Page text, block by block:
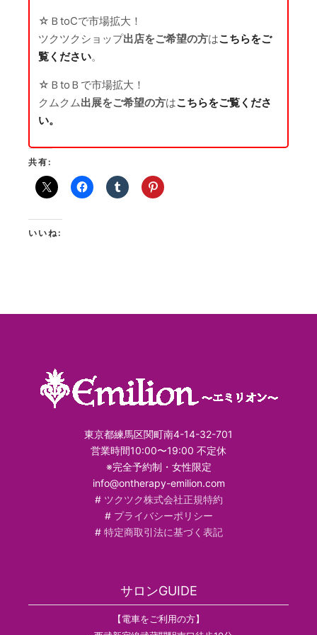
☆ＢtoCで市場拡大！
ツクツクショップ出店をご希望の方はこちらをご
覧ください。
☆ＢtoＢで市場拡大！
クムクム出展をご希望の方はこちらをご覧くださ
い。
共有:
いいね:
東京都練馬区関町南4-14-32-701
営業時間10:00〜19:00 不定休
※完全予約制・女性限定
info@ontherapy-emilion.com
# ツクツク株式会社正規特約
# プライバシーポリシー
# 特定商取引法に基づく表記
サロンGUIDE
【電車をご利用の方】